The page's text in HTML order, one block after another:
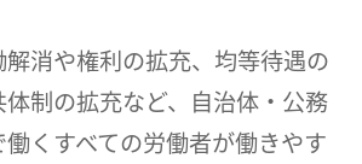
解消や権利の拡充、均等待遇の
制の拡充など、自治体・公務
くすべての労働者が働きやす